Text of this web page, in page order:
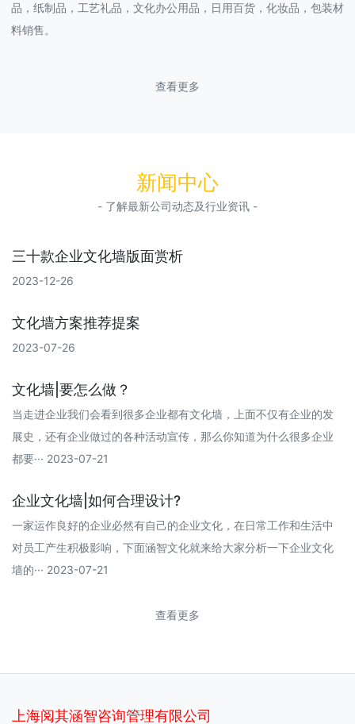
品，纸制品，工艺礼品，文化办公用品，日用百货，化妆品，包装材
料销售。
查看更多
新闻中心
- 了解最新公司动态及行业资讯 -
三十款企业文化墙版面赏析
2023-12-26
文化墙方案推荐提案
2023-07-26
文化墙|要怎么做？
当走进企业我们会看到很多企业都有文化墙，上面不仅有企业的发
展史，还有企业做过的各种活动宣传，那么你知道为什么很多企业
都要··· 2023-07-21
企业文化墙|如何合理设计?
一家运作良好的企业必然有自己的企业文化，在日常工作和生活中
对员工产生积极影响，下面涵智文化就来给大家分析一下企业文化
墙的··· 2023-07-21
查看更多
上海阅其涵智咨询管理有限公司